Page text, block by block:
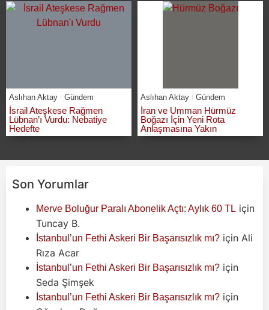
Aslıhan Aktay Gündem
İsrail Ateşkese Rağmen
Lübnan’ı Vurdu: Nebatiye
Hedefte
Aslıhan Aktay Gündem
İran ve Umman Hürmüz
Boğazı İçin Yeni Rota
Anlaşmasına Yakın
Son Yorumlar
Merve Boluğur Paralı Abonelik Açtı: Aylık 60 TL için
Tuncay B.
İstanbul’un Fethi Askeri Bir Başarısızlık mı? için Ali
Rıza Acar
İstanbul’un Fethi Askeri Bir Başarısızlık mı? için
Seda Şimşek
İstanbul’un Fethi Askeri Bir Başarısızlık mı? için